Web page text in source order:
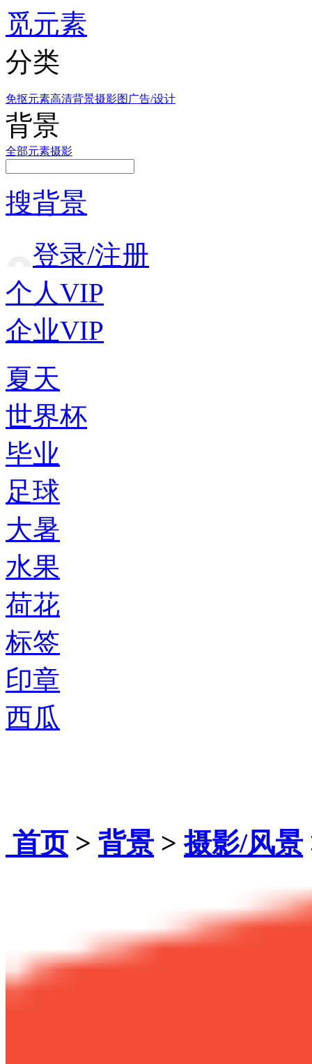
觅元素
分类
免抠元素高清背景摄影图 广告/设计
背景
全部元素摄影
搜背景
登录/注册
个人VIP
企业VIP
夏天
世界杯
毕业
足球
大暑
水果
荷花
标签
印章
西瓜
首页> 背景 >摄影/风景